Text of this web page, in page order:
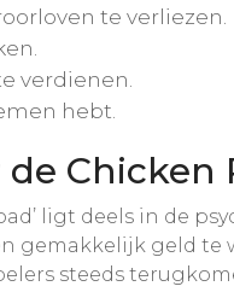
te verliezen.
verdienen.
hebt.
ligt deels in de
gemakkelijk geld te
steeds